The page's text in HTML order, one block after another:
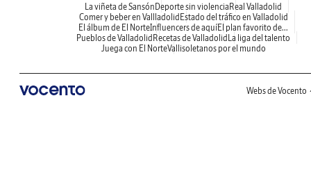
La viñeta de SansónDeporte sin violenciaReal Valladolid
Comer y beber en VallladolidEstado del tráfico en Valladolid
El álbum de El NorteInfluencers de aquíEl plan favorito de...
Pueblos de ValladolidRecetas de ValladolidLa liga del talento
Juega con El NorteVallisoletanos por el mundo
Webs de Vocento